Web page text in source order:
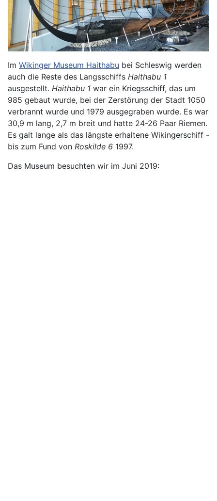
Im Wikinger Museum Haithabu bei Schleswig werden
auch die Reste des Langsschiffs Haithabu 1
ausgestellt. Haithabu 1 war ein Kriegsschiff, das um
985 gebaut wurde, bei der Zerstörung der Stadt 1050
verbrannt wurde und 1979 ausgegraben wurde. Es war
30,9 m lang, 2,7 m breit und hatte 24-26 Paar Riemen.
Es galt lange als das längste erhaltene Wikingerschiff -
bis zum Fund von Roskilde 6 1997.
Das Museum besuchten wir im Juni 2019: